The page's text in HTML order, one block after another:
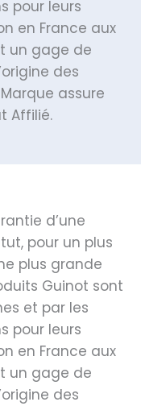
pour leurs
en France aux
un gage de
des
assure
Affilié.
d’une
pour un plus
plus grande
Guinot sont
et par les
pour leurs
en France aux
un gage de
des